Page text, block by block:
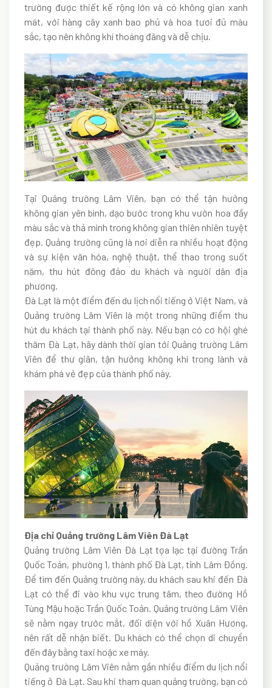
trường được thiết kế rộng lớn và có không gian xanh
mát, với hàng cây xanh bao phủ và hoa tươi đủ màu
sắc, tạo nên không khí thoáng đãng và dễ chịu.
Tại Quảng trường Lâm Viên, bạn có thể tận hưởng
không gian yên bình, dạo bước trong khu vườn hoa đầy
màu sắc và thả mình trong không gian thiên nhiên tuyệt
đẹp. Quảng trường cũng là nơi diễn ra nhiều hoạt động
và sự kiện văn hóa, nghệ thuật, thể thao trong suốt
năm, thu hút đông đảo du khách và người dân địa
phương.
Đà Lạt là một điểm đến du lịch nổi tiếng ở Việt Nam, và
Quảng trường Lâm Viên là một trong những điểm thu
hút du khách tại thành phố này. Nếu bạn có cơ hội ghé
thăm Đà Lạt, hãy dành thời gian tới Quảng trường Lâm
Viên để thư giãn, tận hưởng không khí trong lành và
khám phá vẻ đẹp của thành phố này.
Địa chỉ Quảng trường Lâm Viên Đà Lạt
Quảng trường Lâm Viên Đà Lạt tọa lạc tại đường Trần
Quốc Toản, phường 1, thành phố Đà Lạt, tỉnh Lâm Đồng.
Để tìm đến Quảng trường này, du khách sau khi đến Đà
Lạt có thể đi vào khu vực trung tâm, theo đường Hồ
Tùng Mậu hoặc Trần Quốc Toản. Quảng trường Lâm Viên
sẽ nằm ngay trước mắt, đối diện với hồ Xuân Hương,
nên rất dễ nhận biết. Du khách có thể chọn di chuyển
đến đây bằng taxi hoặc xe máy.
Quảng trường Lâm Viên nằm gần nhiều điểm du lịch nổi
tiếng ở Đà Lạt. Sau khi tham quan quảng trường, bạn có